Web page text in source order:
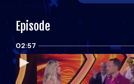
Episode
02:57